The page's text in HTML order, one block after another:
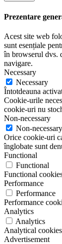
Prezentare
Acest site web
sunt esențiale
în browserul dvs.
navigare.
Necessary
Necessary
Întotdeauna
Cookie-urile
cookie-uri nu
Non-necessary
Non-necessary
Orice cookie-uri
înglobate sunt
Functional
Functional
Functional
Performance
Performance
Performance
Analytics
Analytics
Analytical
Advertisement